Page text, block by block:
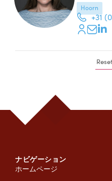
Hoorn
+31
ナビゲーション
ホームページ